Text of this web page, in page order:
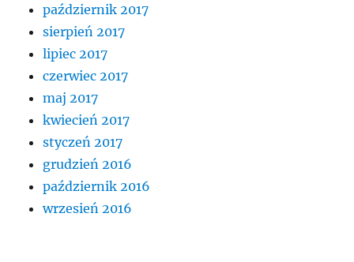
październik 2017
sierpień 2017
lipiec 2017
czerwiec 2017
maj 2017
kwiecień 2017
styczeń 2017
grudzień 2016
październik 2016
wrzesień 2016